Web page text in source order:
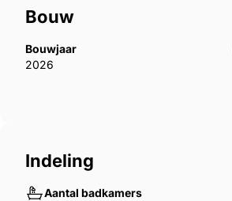
Bouw
Bouwjaar
2026
Indeling
Aantal badkamers